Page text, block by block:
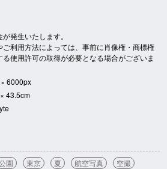
発生いたします。
ご利用方法によっては、事前に肖像権・商標権
る使用許可の取得が必要となる場合がございま
6000px
43.5cm
園 東京 夏 航空写真 空撮